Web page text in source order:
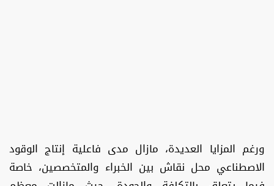
ورغم المزايا العديدة، مازال مدى فاعلية إنتاج الوقود
الاصطناعي محل نقاش بين الخبراء والمتخصصين، خاصة